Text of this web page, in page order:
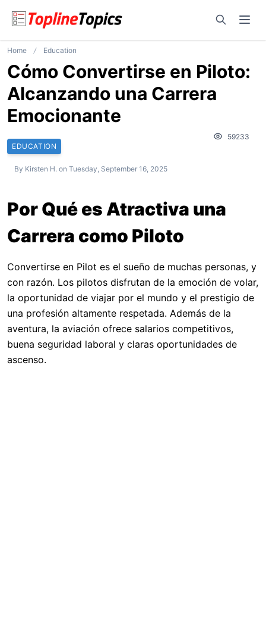
Open
Home Education
Cómo Convertirse en Piloto:
Alcanzando una Carrera
Emocionante
EDUCATION
By Kirsten H. on Tuesday, September 16, 2025
59233
Por Qué es Atractiva una
Carrera como Piloto
Convertirse en Pilot es el sueño de muchas personas, y
con razón. Los pilotos disfrutan de la emoción de volar,
la oportunidad de viajar por el mundo y el prestigio de
una profesión altamente respetada. Además de la
aventura, la aviación ofrece salarios competitivos,
buena seguridad laboral y claras oportunidades de
ascenso.